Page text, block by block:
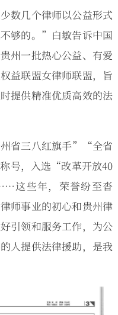
数几个律师以公益形式
够的。”白敏告诉中国
州一批热心公益、有爱
益联盟女律师联盟，旨
提供精准优质高效的法
省三八红旗手”“全省
号，入选“改革开放40
这些年，荣誉纷至沓
师事业的初心和贵州律
引领和服务工作，为公
人提供法律援助，是我